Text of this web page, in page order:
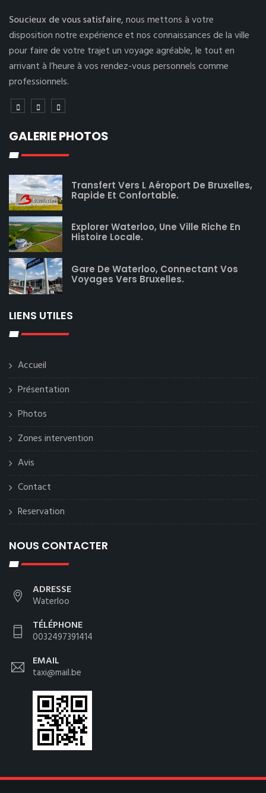
Soucieux de vous satisfaire,nous mettons à votre
disposition notre expérience et nos connaissances de la ville
pour faire de votre trajet un voyage agréable, le tout en
arrivant à l’heure à vos rendez-vous personnels comme
professionnels.
GALERIE PHOTOS
Transfert Vers L Aéroport De Bruxelles,
Rapide Et Confortable.
Explorer Waterloo, Une Ville Riche En
Histoire Locale.
Gare De Waterloo, Connectant Vos
Voyages Vers Bruxelles.
LIENS UTILES
Accueil
Présentation
Photos
Zones intervention
Avis
Contact
Reservation
NOUS CONTACTER
ADRESSE
Waterloo
TÉLÉPHONE
0032497391414
EMAIL
taxi@mail.be